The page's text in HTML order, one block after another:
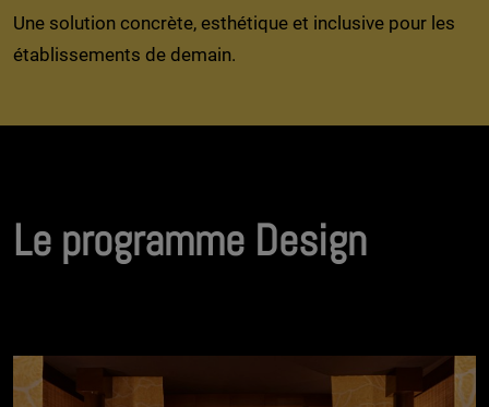
Une solution concrète, esthétique et inclusive pour les
établissements de demain.
Le programme Design